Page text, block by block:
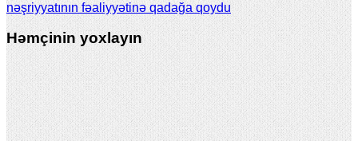
nəşriyyatının fəaliyyətinə qadağa qoydu
Həmçinin yoxlayın